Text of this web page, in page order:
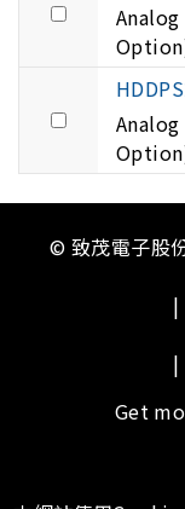
© 致茂電子股
|
|
Get